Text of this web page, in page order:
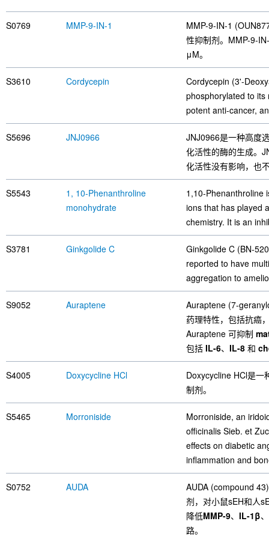
S0769 MMP-9-IN-1
MMP-9-IN-1
性抑制剂。MMP-9-
μM。
S3610 Cordycepin
Cordycepin (3'-
phosphorylated to
potent anti-cancer,
S5696 JNJ0966
JNJ0966是一种高度
化活性的酶的生成。
化活性没有影响，也
S5543
1, 10-Phenanthroline
monohydrate
1,10-Phenanthroline
ions that has played
chemistry. It is an
S3781 Ginkgolide C
Ginkgolide C (BN-
reported to have
aggregation to
S9052 Auraptene
Auraptene (7-
药理特性，包括抗癌
Auraptene 可抑制
包括 IL-6、 IL-8 和
S4005 Doxycycline HCl
Doxycycline HCl是一
制剂。
S5465 Morroniside
Morroniside, an
officinalis Sieb. et
effects on diabetic
inflammation and
S0752 AUDA
AUDA (compound
剂，对小鼠sEH和人
降低MMP-9、 IL-1β、
路。